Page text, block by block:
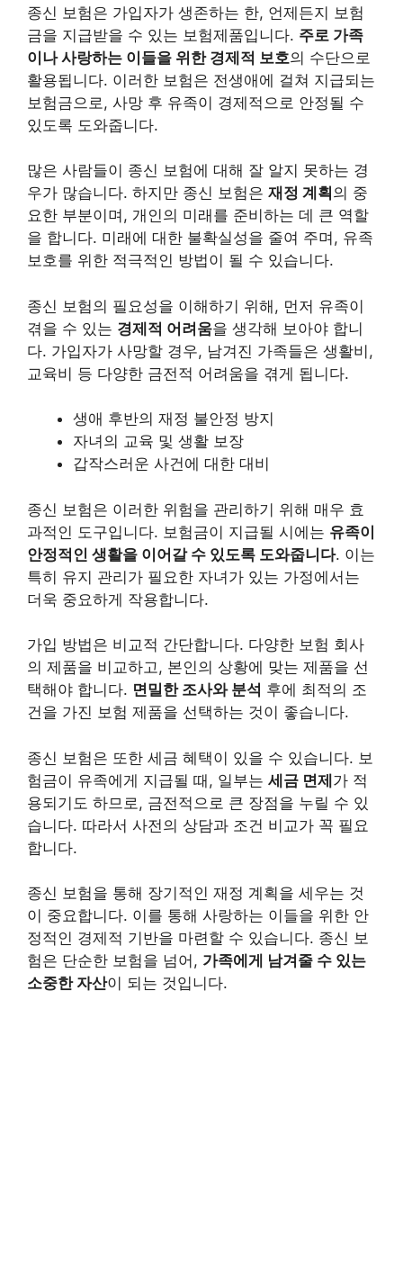
종신 보험은 가입자가 생존하는 한, 언제든지 보험
금을 지급받을 수 있는 보험제품입니다. 주로 가족
이나 사랑하는 이들을 위한 경제적 보호의 수단으로
활용됩니다. 이러한 보험은 전생애에 걸쳐 지급되는
보험금으로, 사망 후 유족이 경제적으로 안정될 수
있도록 도와줍니다.
많은 사람들이 종신 보험에 대해 잘 알지 못하는 경
우가 많습니다. 하지만 종신 보험은 재정 계획 의 중
요한 부분이며, 개인의 미래를 준비하는 데 큰 역할
을 합니다. 미래에 대한 불확실성을 줄여 주며, 유족
보호를 위한 적극적인 방법이 될 수 있습니다.
종신 보험의 필요성을 이해하기 위해, 먼저 유족이
겪을 수 있는 경제적 어려움을 생각해 보아야 합니
다. 가입자가 사망할 경우, 남겨진 가족들은 생활비,
교육비 등 다양한 금전적 어려움을 겪게 됩니다.
생애 후반의 재정 불안정 방지
자녀의 교육 및 생활 보장
갑작스러운 사건에 대한 대비
종신 보험은 이러한 위험을 관리하기 위해 매우 효
과적인 도구입니다. 보험금이 지급될 시에는 유족이
안정적인 생활을 이어갈 수 있도록 도와줍니다. 이는
특히 유지 관리가 필요한 자녀가 있는 가정에서는
더욱 중요하게 작용합니다.
가입 방법은 비교적 간단합니다. 다양한 보험 회사
의 제품을 비교하고, 본인의 상황에 맞는 제품을 선
택해야 합니다. 면밀한 조사와 분석 후에 최적의 조
건을 가진 보험 제품을 선택하는 것이 좋습니다.
종신 보험은 또한 세금 혜택이 있을 수 있습니다. 보
험금이 유족에게 지급될 때, 일부는 세금 면제가 적
용되기도 하므로, 금전적으로 큰 장점을 누릴 수 있
습니다. 따라서 사전의 상담과 조건 비교가 꼭 필요
합니다.
종신 보험을 통해 장기적인 재정 계획을 세우는 것
이 중요합니다. 이를 통해 사랑하는 이들을 위한 안
정적인 경제적 기반을 마련할 수 있습니다. 종신 보
험은 단순한 보험을 넘어, 가족에게 남겨줄 수 있는
소중한 자산이 되는 것입니다.